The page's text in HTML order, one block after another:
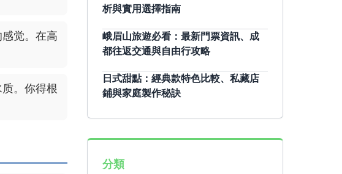
觉。在高
。你得根
析與實用選擇指南
峨眉山旅遊必看：最新門票資訊、成
都往返交通與自由行攻略
日式甜點：經典款特色比較、私藏店
鋪與家庭製作秘訣
分類